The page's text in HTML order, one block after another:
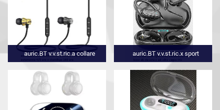
auric.BT v.v.st.ric.a collare auric.BT v.v.st.ric.x sport